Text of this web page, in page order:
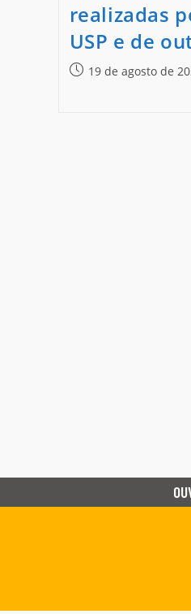
realizadas
USP e de
19 de agosto de